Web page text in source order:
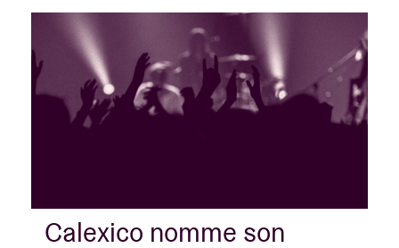
Calexico nomme son